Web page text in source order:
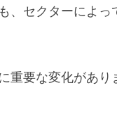
、セクターによ
重要な変化があ